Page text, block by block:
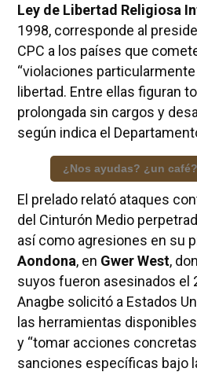
Ley de Libertad Religiosa
1998, corresponde al
CPC a los países que
“violaciones
libertad. Entre ellas figuran
prolongada sin cargos y
según indica el
¿Nos ayudas? ¿un café?
El prelado relató ataques
del Cinturón Medio
así como agresiones en su
Aondona, en Gwer West,
suyos fueron asesinados el
Anagbe solicitó a Estados
las herramientas
y “tomar acciones
sanciones específicas bajo